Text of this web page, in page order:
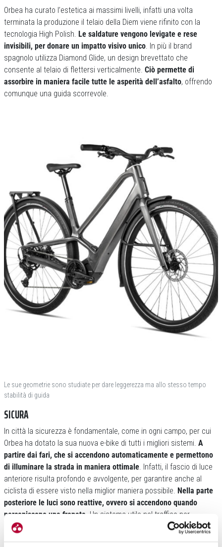
Orbea ha curato l’estetica ai massimi livelli, infatti una volta
terminata la produzione il telaio della Diem viene rifinito con la
tecnologia High Polish. Le saldature vengono levigate e rese
invisibili, per donare un impatto visivo unico. In più il brand
spagnolo utilizza Diamond Glide, un design brevettato che
consente al telaio di flettersi verticalmente. Ciò permette di
assorbire in maniera facile tutte le asperità dell’asfalto, offrendo
comunque una guida scorrevole.
Le sue geometrie sono studiate per dare leggerezza ma allo stesso tempo
stabilità di guida
SICURA
In città la sicurezza è fondamentale, come in ogni campo, per cui
Orbea ha dotato la sua nuova e-bike di tutti i migliori sistemi. A
partire dai fari, che si accendono automaticamente e permettono
di illuminare la strada in maniera ottimale. Infatti, il fascio di luce
anteriore risulta profondo e avvolgente, per garantire anche al
ciclista di essere visto nella miglior maniera possibile. Nella parte
posteriore le luci sono reattive, ovvero si accendono quando
percepiscono una frenata . Un sistema utile nel traffico per
avvisare gli altri utenti della strada.